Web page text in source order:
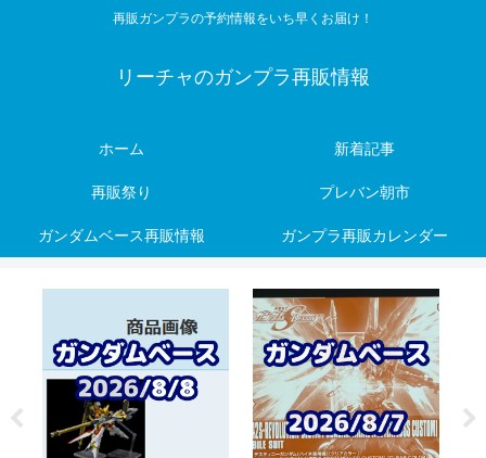
再販ガンプラの予約情報をいち早くお届け！
リーチャのガンプラ再販情報
ホーム 新着記事
再販祭り プレバン朝市
ガンダムベース再販情報 ガンプラ再販カレンダー